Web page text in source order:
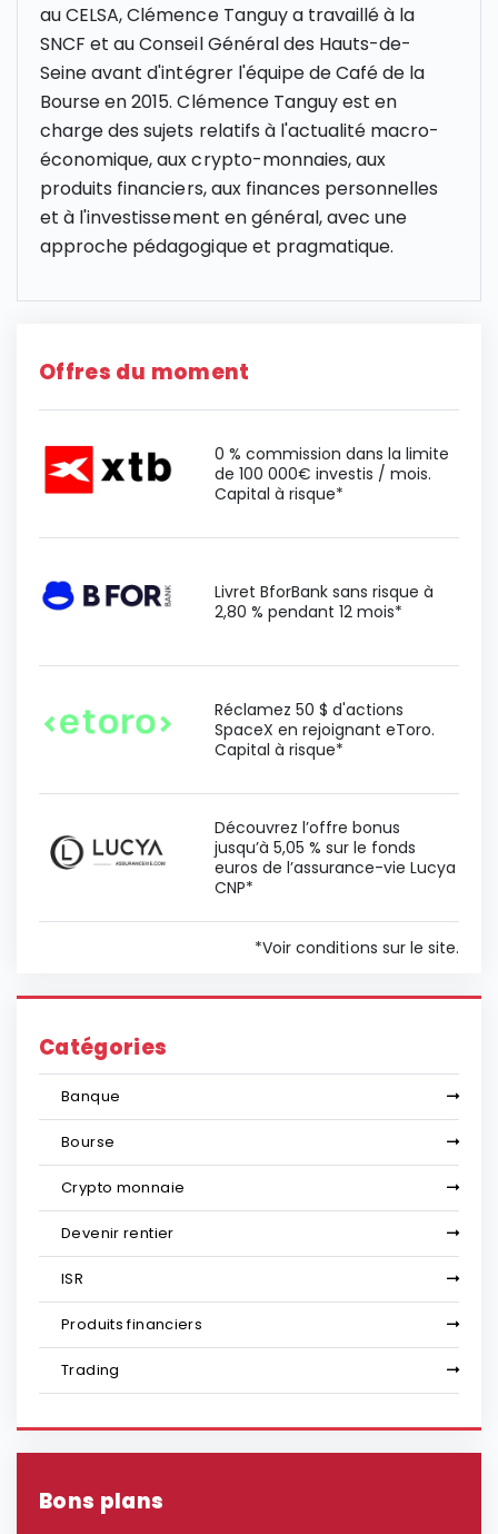
au CELSA, Clémence Tanguy a travaillé à la
SNCF et au Conseil Général des Hauts-de-
Seine avant d'intégrer l'équipe de Café de la
Bourse en 2015. Clémence Tanguy est en
charge des sujets relatifs à l'actualité macro-
économique, aux crypto-monnaies, aux
produits financiers, aux finances personnelles
et à l'investissement en général, avec une
approche pédagogique et pragmatique.
Offres du moment
0 % commission dans la limite
de 100 000€ investis / mois.
Capital à risque*
Livret BforBank sans risque à
2,80 % pendant 12 mois*
Réclamez 50 $ d'actions
SpaceX en rejoignant eToro.
Capital à risque*
Découvrez l’offre bonus
jusqu’à 5,05 % sur le fonds
euros de l’assurance-vie Lucya
CNP*
*Voir conditions sur le site.
Catégories
Banque
Bourse
Crypto monnaie
Devenir rentier
ISR
Produits financiers
Trading
Bons plans